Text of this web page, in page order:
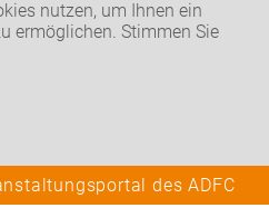
nutzen, um Ihnen ein
ermöglichen. Stimmen Sie
des ADFC